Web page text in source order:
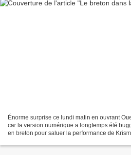
Énorme surprise ce lundi matin en ouvrant
car la version numérique a longtemps été
en breton pour saluer la performance de